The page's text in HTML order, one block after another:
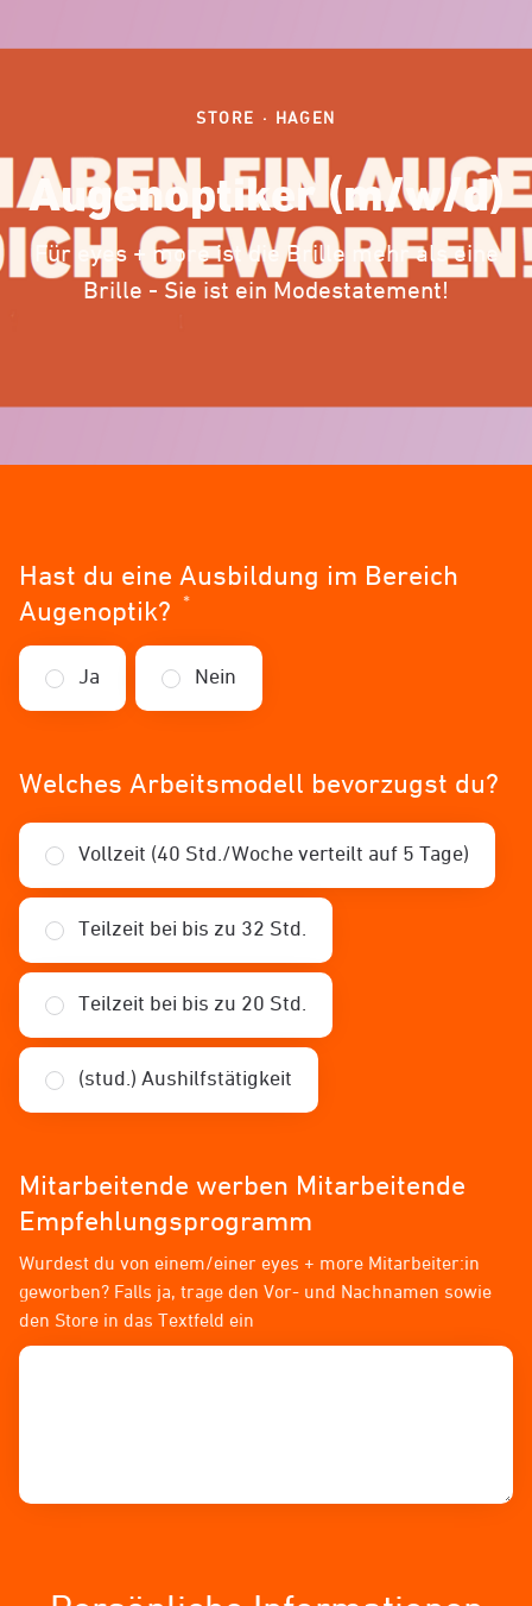
STORE · HAGEN
Augenoptiker (m/w/d)
Für eyes + more ist die Brille mehr als eine
Brille - Sie ist ein Modestatement!
Hast du eine Ausbildung im Bereich
Augenoptik? *
Ja Nein
Welches Arbeitsmodell bevorzugst du?
Vollzeit (40 Std./Woche verteilt auf 5 Tage)
Teilzeit bei bis zu 32 Std.
Teilzeit bei bis zu 20 Std.
(stud.) Aushilfstätigkeit
Mitarbeitende werben Mitarbeitende
Empfehlungsprogramm
Wurdest du von einem/einer eyes + more Mitarbeiter:in
geworben? Falls ja, trage den Vor- und Nachnamen sowie
den Store in das Textfeld ein